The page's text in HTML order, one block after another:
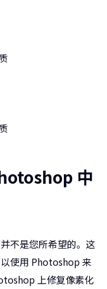
中
不是您所希望的。这
使用 Photoshop 来
上修复像素化